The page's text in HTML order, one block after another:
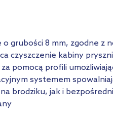
grubości 8 mm, zgodne z
czyszczenie kabiny
pomocą profili
systemem
brodziku, jak i